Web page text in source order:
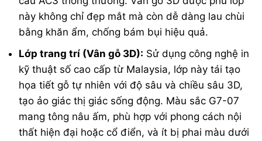
này không chỉ đẹp mắt mà còn dễ dàng lau chùi
bằng khăn ẩm, chống bám bụi hiệu quả.
Lớp trang trí (Vân gỗ 3D): Sử dụng công nghệ in
kỹ thuật số cao cấp từ Malaysia, lớp này tái tạo
họa tiết gỗ tự nhiên với độ sâu và chiều sâu 3D,
tạo ảo giác thị giác sống động. Màu sắc G7-07
mang tông nâu ấm, phù hợp với phong cách nội
thất hiện đại hoặc cổ điển, và ít bị phai màu dưới